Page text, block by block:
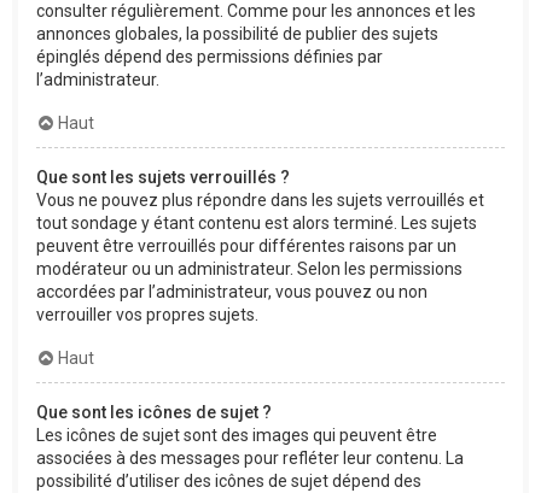
consulter régulièrement. Comme pour les annonces et les
annonces globales, la possibilité de publier des sujets
épinglés dépend des permissions définies par
l’administrateur.
Haut
Que sont les sujets verrouillés ?
Vous ne pouvez plus répondre dans les sujets verrouillés et
tout sondage y étant contenu est alors terminé. Les sujets
peuvent être verrouillés pour différentes raisons par un
modérateur ou un administrateur. Selon les permissions
accordées par l’administrateur, vous pouvez ou non
verrouiller vos propres sujets.
Haut
Que sont les icônes de sujet ?
Les icônes de sujet sont des images qui peuvent être
associées à des messages pour refléter leur contenu. La
possibilité d’utiliser des icônes de sujet dépend des